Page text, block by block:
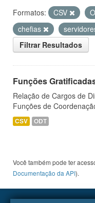
Formatos: CSV
chefias
Filtrar Resultados
Funções
Relação de Cargos de
Funções de
CSV ODT
Você também pode ter
Documentação da API).